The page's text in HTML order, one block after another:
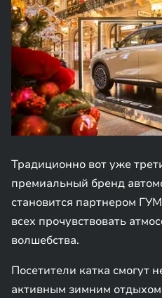
Традиционно вот уже
премиальный бренд
становится партнером
всех прочувствовать
волшебства.
Посетители катка смогут
активным зимним